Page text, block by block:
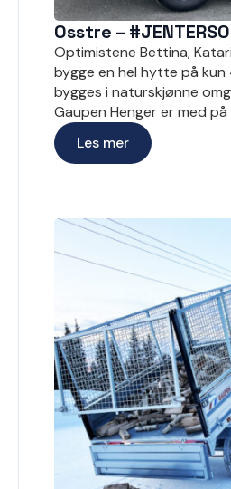
Osstre –
Optimistene Bettina,
bygge en hel hytte på kun
bygges i naturskjønne
Gaupen Henger er med på
Les mer